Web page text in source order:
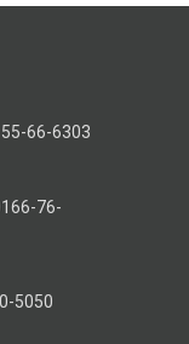
66-6303
76-
5050